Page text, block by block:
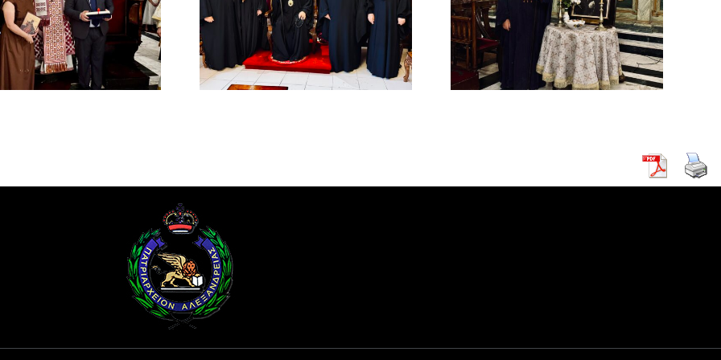
Πατριαρχείο
Αλεξανδρείας
ΠΑΤΡΙΑΡΧΟΥ
ΑΛΕΞΑΝΔΡΕΙΑΣ
ΜΕΛΕΤΙΟΥ Β΄ (
ΜΕΤΑΞΑΚΗ )